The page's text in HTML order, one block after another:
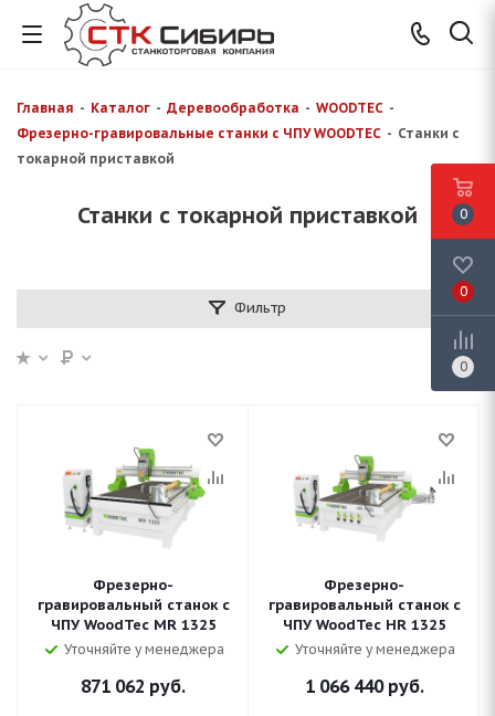
Главная - Каталог - Деревообработка - WOODTEC -
Фрезерно-гравировальные станки с ЧПУ WOODTEC - Станки с
токарной приставкой
Станки с токарной приставкой
Фильтр
Фрезерно-
гравировальный станок с
ЧПУ WoodTec MR 1325
Уточняйте у менеджера
871 062 руб.
Фрезерно-
гравировальный станок с
ЧПУ WoodTec HR 1325
Уточняйте у менеджера
1 066 440руб.
0
0
0